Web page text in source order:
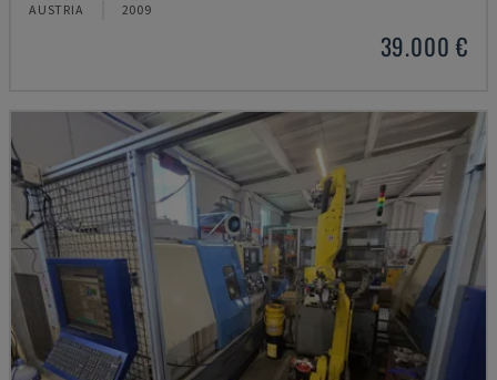
AUSTRIA 2009
39.000 €